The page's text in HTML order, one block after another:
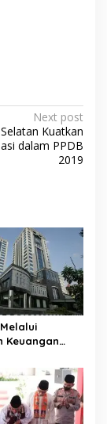
Next post
Kuatkan
dalam PPDB
2019
Keuangan
80 Persen